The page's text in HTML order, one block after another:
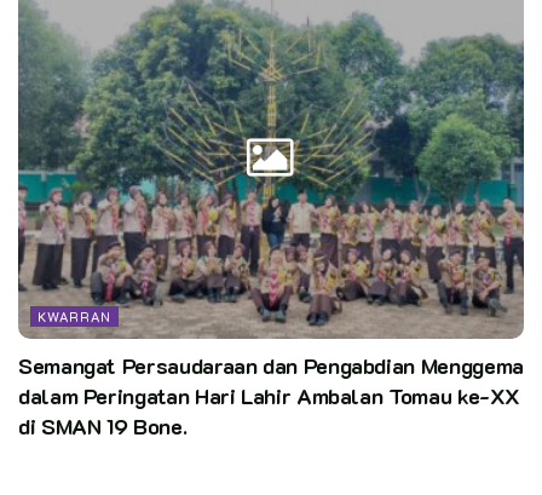
KWARRAN
Semangat Persaudaraan dan Pengabdian Menggema
dalam Peringatan Hari Lahir Ambalan Tomau ke-XX
di SMAN 19 Bone.